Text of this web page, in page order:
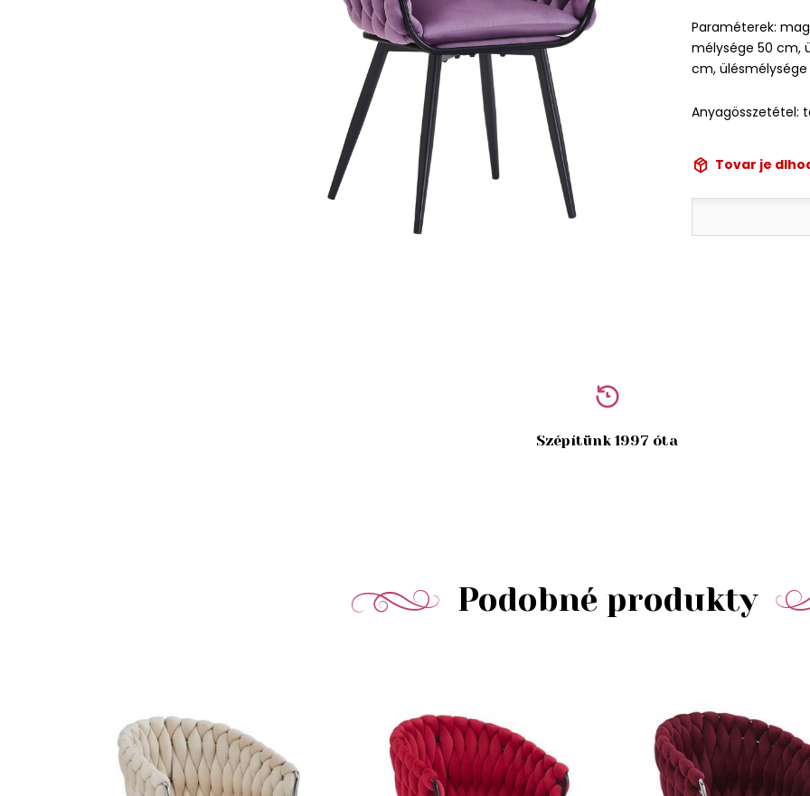
Paraméterek:
mélysége 50 cm,
cm, ülésmélysége
Anyagösszetétel:
Tovar je
Szépítünk 1997 óta
Podobné produkty